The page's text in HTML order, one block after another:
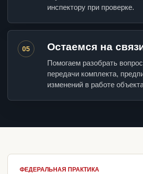
инспектору при проверке.
05 Остаемся на
Помогаем разобрать
передачи комплекта,
изменений в работе
ФЕДЕРАЛЬНАЯ ПРАКТИКА